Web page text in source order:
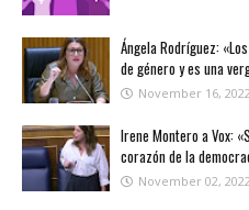
Ángela Rodríguez:
de género y es una
November 16, 2022
Irene Montero a Vox:
corazón de la
November 02, 2022